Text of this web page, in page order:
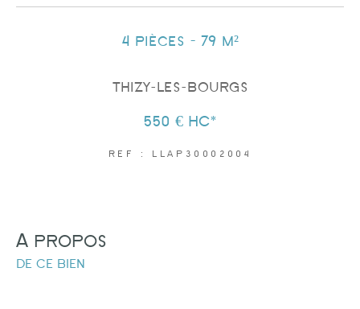
4 pièces - 79 m²
THIZY-LES-BOURGS
550 € HC*
REF : LLAP30002004
a propos
de ce bien